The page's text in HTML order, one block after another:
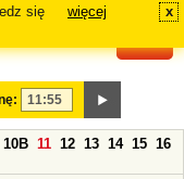
się
więcej x
10B 11 12 13 14 15 16